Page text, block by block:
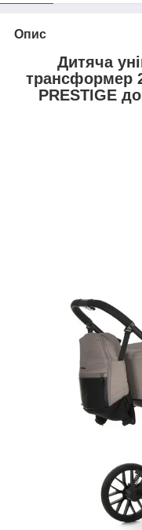
Опис
Дитяча
трансформер
PRESTIGE